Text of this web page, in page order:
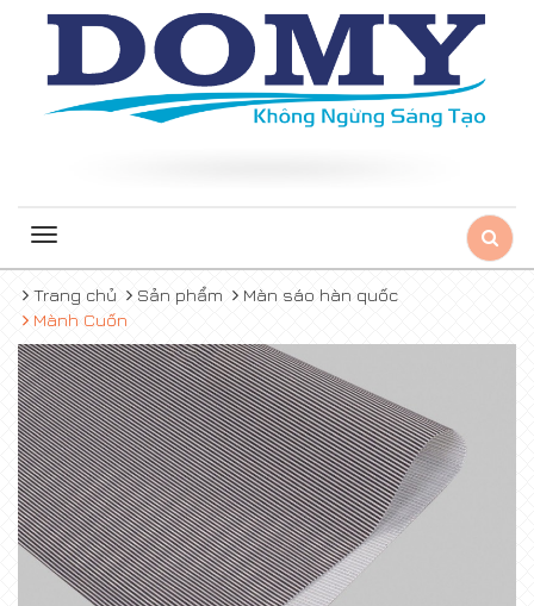
Toggle
Trang chủ
Sản phẩm
Màn sáo hàn quốc
Mành Cuốn